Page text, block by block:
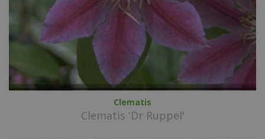
Clematis
Clematis 'Dr Ruppel'